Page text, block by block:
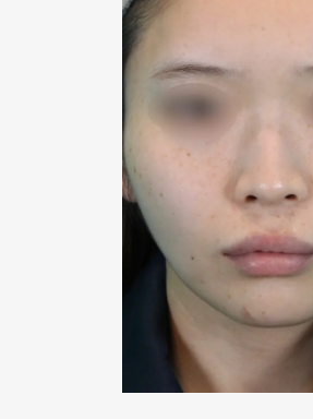
術後１ヶ月